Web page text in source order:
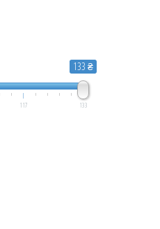
133 ₴
117 133